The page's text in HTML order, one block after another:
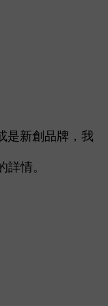
是新創品牌，我
情。